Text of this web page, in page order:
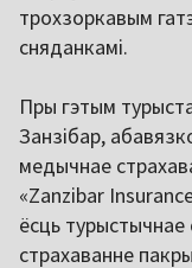
трохзоркавым
сняданкамі.
Пры гэтым
Занзібар,
медычнае
«Zanzibar
ёсць
страхаванне